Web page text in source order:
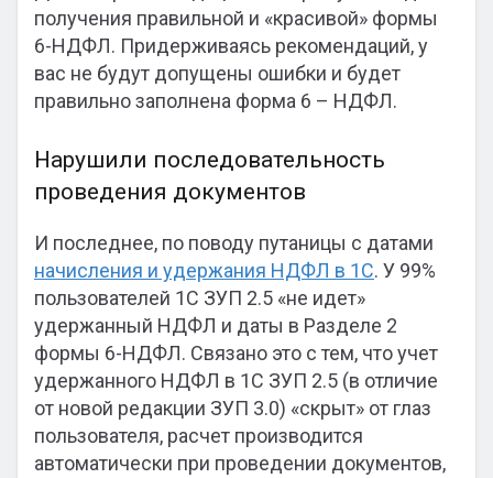
получения правильной и «красивой» формы
6-НДФЛ. Придерживаясь рекомендаций, у
вас не будут допущены ошибки и будет
правильно заполнена форма 6 – НДФЛ.
Нарушили последовательность
проведения документов
И последнее, по поводу путаницы с датами
начисления и удержания НДФЛ в 1С. У 99%
пользователей 1С ЗУП 2.5 «не идет»
удержанный НДФЛ и даты в Разделе 2
формы 6-НДФЛ. Связано это с тем, что учет
удержанного НДФЛ в 1С ЗУП 2.5 (в отличие
от новой редакции ЗУП 3.0) «скрыт» от глаз
пользователя, расчет производится
автоматически при проведении документов,